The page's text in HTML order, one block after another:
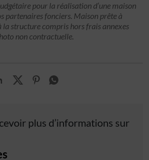
pour la réalisation d’une maison
partenaires fonciers. Maison prête à
la structure compris hors frais annexes
non contractuelle.
plus d’informations sur